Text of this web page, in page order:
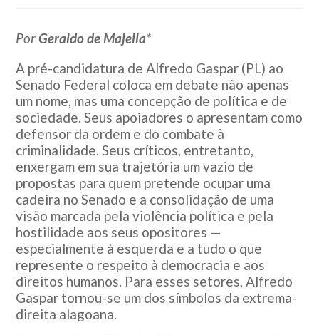
PorGeraldo de Majella*
A pré-candidatura de Alfredo Gaspar (PL) ao
Senado Federal coloca em debate não apenas
um nome, mas uma concepção de política e de
sociedade. Seus apoiadores o apresentam como
defensor da ordem e do combate à
criminalidade. Seus críticos, entretanto,
enxergam em sua trajetória um vazio de
propostas para quem pretende ocupar uma
cadeira no Senado e a consolidação de uma
visão marcada pela violência política e pela
hostilidade aos seus opositores —
especialmente à esquerda e a tudo o que
represente o respeito à democracia e aos
direitos humanos. Para esses setores, Alfredo
Gaspar tornou-se um dos símbolos da extrema-
direita alagoana.